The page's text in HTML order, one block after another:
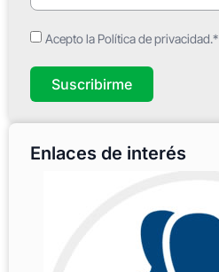
Acepto la Política de privacidad.*
Suscribirme
Enlaces de interés